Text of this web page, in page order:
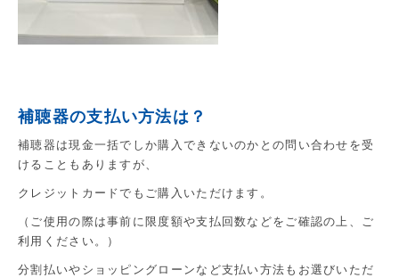
補聴器の支払い方法は？
補聴器は現金一括でしか購入できないのかとの問い合わせを受
けることもありますが、
クレジットカードでもご購入いただけます。
（ご使用の際は事前に限度額や支払回数などをご確認の上、ご
利用ください。）
分割払いやショッピングローンなど支払い方法もお選びいただ